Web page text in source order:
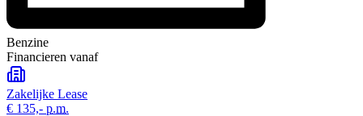
Benzine
Financieren vanaf
Zakelijke Lease
€ 135,- p.m.